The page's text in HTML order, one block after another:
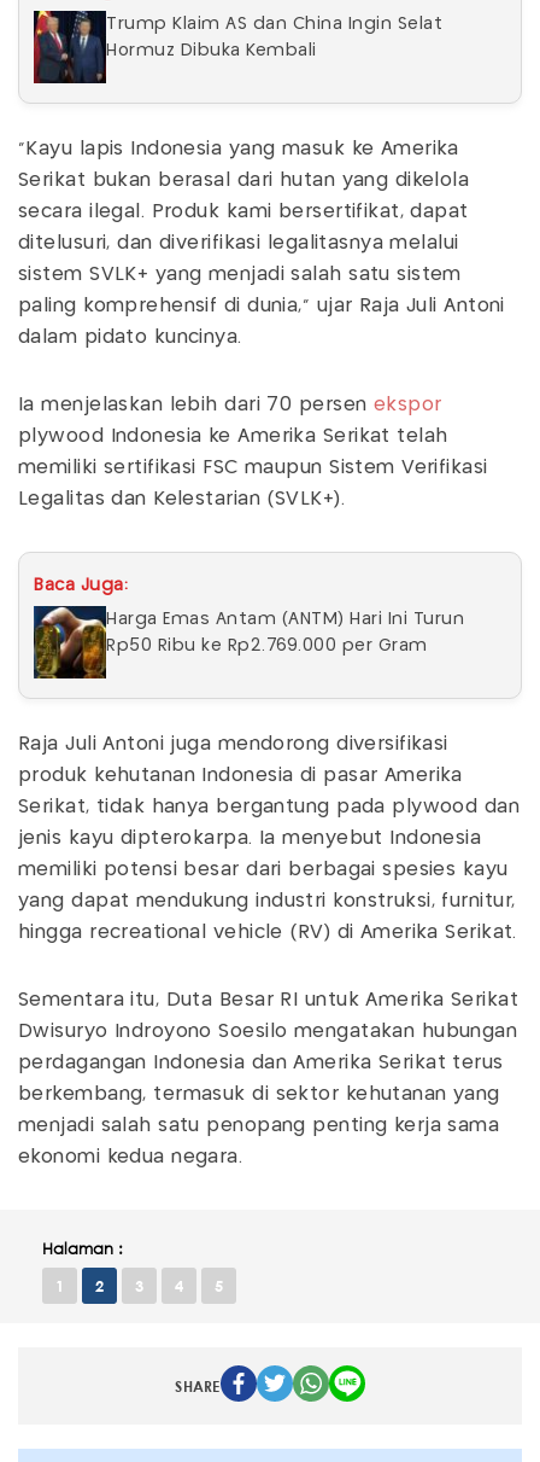
Trump Klaim AS dan China Ingin Selat
Hormuz Dibuka Kembali
“Kayu lapis Indonesia yang masuk ke Amerika
Serikat bukan berasal dari hutan yang dikelola
secara ilegal. Produk kami bersertifikat, dapat
ditelusuri, dan diverifikasi legalitasnya melalui
sistem SVLK+ yang menjadi salah satu sistem
paling komprehensif di dunia,” ujar Raja Juli Antoni
dalam pidato kuncinya.
Ia menjelaskan lebih dari 70 persen ekspor
plywood Indonesia ke Amerika Serikat telah
memiliki sertifikasi FSC maupun Sistem Verifikasi
Legalitas dan Kelestarian (SVLK+).
Baca Juga:
Harga Emas Antam (ANTM) Hari Ini Turun
Rp50 Ribu ke Rp2.769.000 per Gram
Raja Juli Antoni juga mendorong diversifikasi
produk kehutanan Indonesia di pasar Amerika
Serikat, tidak hanya bergantung pada plywood dan
jenis kayu dipterokarpa. Ia menyebut Indonesia
memiliki potensi besar dari berbagai spesies kayu
yang dapat mendukung industri konstruksi, furnitur,
hingga recreational vehicle (RV) di Amerika Serikat.
Sementara itu, Duta Besar RI untuk Amerika Serikat
Dwisuryo Indroyono Soesilo mengatakan hubungan
perdagangan Indonesia dan Amerika Serikat terus
berkembang, termasuk di sektor kehutanan yang
menjadi salah satu penopang penting kerja sama
ekonomi kedua negara.
Halaman :
1 2 3 4 5
SHARE